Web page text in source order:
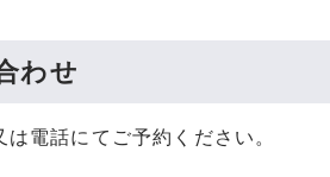
わせ
電話にてご予約ください。